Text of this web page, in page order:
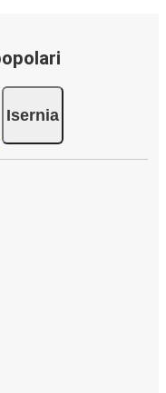
Isernia